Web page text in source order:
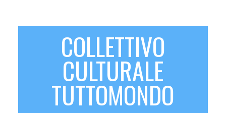
COLLETTIVO
CULTURALE
TUTTOMONDO